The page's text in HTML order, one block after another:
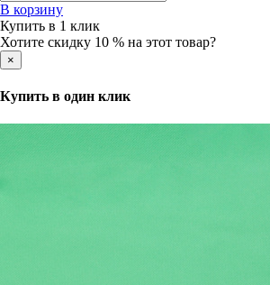
В корзину
Купить в 1 клик
Хотите скидку 10 % на этот товар?
×
Купить в один клик